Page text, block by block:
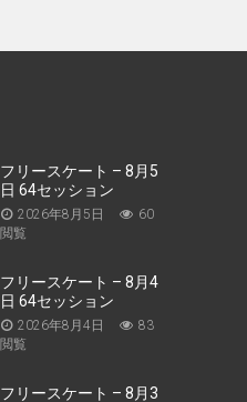
フリースケート – 8月5
日 64セッション
2026年8月5日
60
閲覧
フリースケート – 8月4
日 64セッション
2026年8月4日
83
閲覧
フリースケート – 8月3